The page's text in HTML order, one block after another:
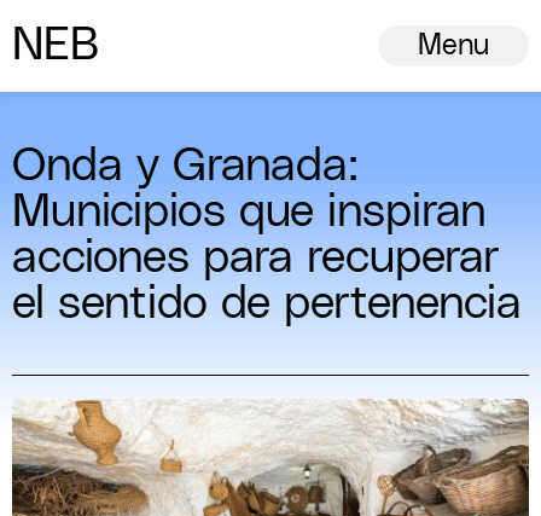
N ew
European
B Menu
Onda y Granada:
Municipios que inspiran
acciones para recuperar
el sentido de pertenencia